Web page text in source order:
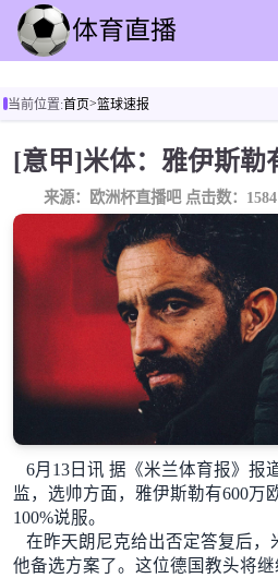
足球直播
篮球直播
足球录像
篮球录播
足球动态
篮球速报
全球联赛
当前位置:首页>篮球速报
来源：欧洲杯直播吧 点击数：
6月13日讯 据《米兰体育报》报
监，选帅方面，雅伊斯勒有600万
100%说服。
在昨天朗尼克给出否定答复后，
他备选方案了。这位德国教头将继